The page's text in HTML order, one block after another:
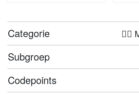
Categorie 🤦‍♀️
Subgroep
Codepoints